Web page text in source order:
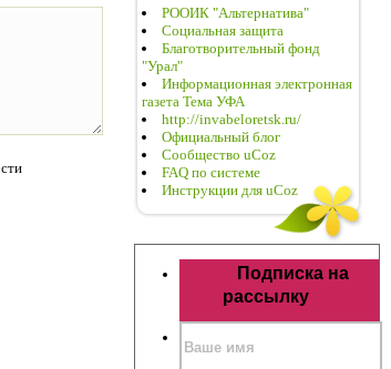
РООИК "Альтернатива"
Социальная защита
Благотворительный фонд
"Урал"
Информационная электронная
газета Тема УФА
http://invabeloretsk.ru/
Официальный блог
Сообщество uCoz
FAQ по системе
Инструкции для uCoz
Подписка на
рассылку